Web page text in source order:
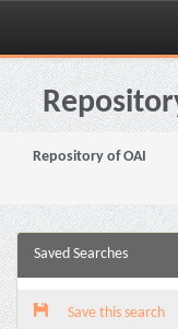
Skip
navigation
Repository of OAI
Saved Searches
Save this search